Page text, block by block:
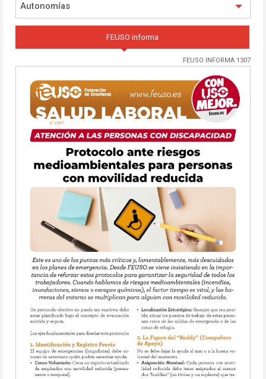
Autonomías
FEUSO informa
FEUSO INFORMA 1307